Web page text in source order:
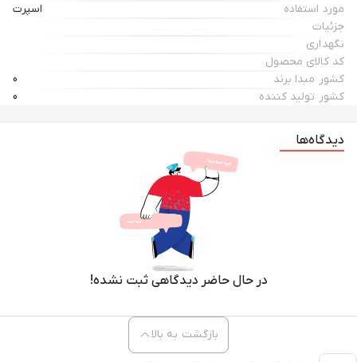
مورد استفاده
اسپرت
جزئیات
نگهداری
کد کالای محصول
کشور مبدا برند
0
کشور تولید کننده
0
دیدگاه‌ها
در حال حاضر دیدگاهی ثبت نشده!
بازگشت به بالا